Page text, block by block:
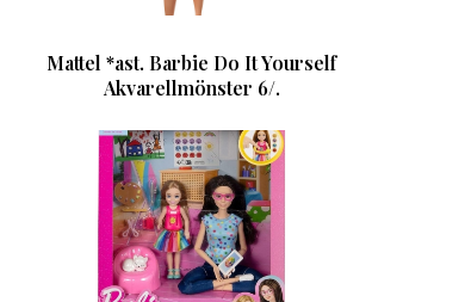
Mattel *ast. Barbie Do It Yourself
Akvarellmönster 6/.